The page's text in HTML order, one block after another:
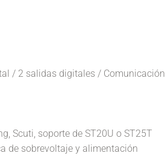
/ 2 salidas digitales / Comunicación
Scuti, soporte de ST20U o ST25T
de sobrevoltaje y alimentación